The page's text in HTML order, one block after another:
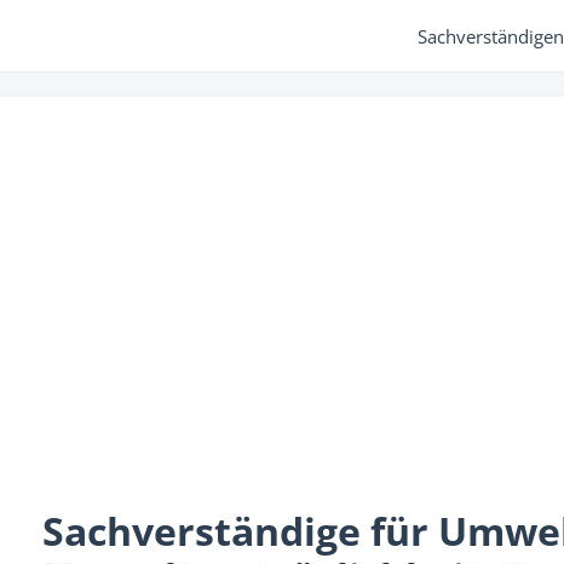
Sachverständige für